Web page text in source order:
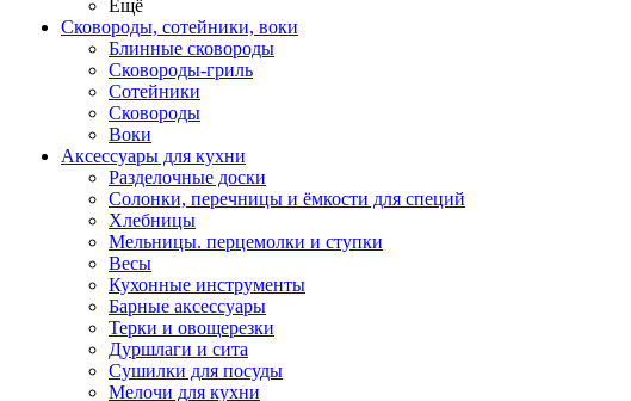
Ещё
Сковороды, сотейники, воки
Блинные сковороды
Сковороды-гриль
Сотейники
Сковороды
Воки
Аксессуары для кухни
Разделочные доски
Солонки, перечницы и ёмкости для специй
Хлебницы
Мельницы. перцемолки и ступки
Весы
Кухонные инструменты
Барные аксессуары
Терки и овощерезки
Дуршлаги и сита
Сушилки для посуды
Мелочи для кухни